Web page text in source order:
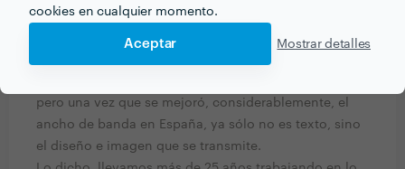
cookies en cualquier momento.
Aceptar Mostrar detalles
relacionadas con tu trabajo?
Llevamos más de 25 años en esto de las ventas por
internet. Desde que apareció la red, se ha estado
pero una vez que se mejoró, considerablemente, el
ancho de banda en España, ya sólo no es texto, sino
el diseño e imagen que se transmite.